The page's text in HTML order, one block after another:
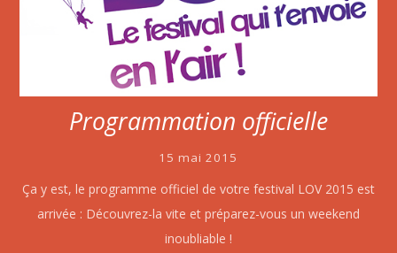
Programmation officielle
15 mai 2015
Ça y est, le programme officiel de votre festival LOV 2015 est
arrivée : Découvrez-la vite et préparez-vous un weekend
inoubliable !